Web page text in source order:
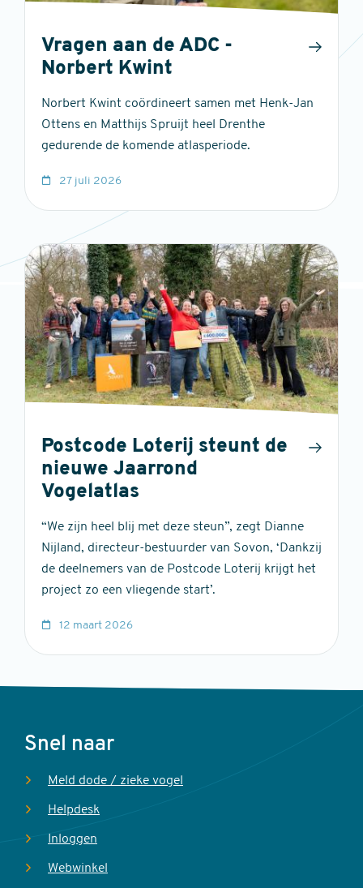
Vragen aan de ADC -
Norbert Kwint
Norbert Kwint coördineert samen met Henk-Jan
Ottens en Matthijs Spruijt heel Drenthe
gedurende de komende atlasperiode.
27 juli 2026
Postcode Loterij steunt de
nieuwe Jaarrond
Vogelatlas
“We zijn heel blij met deze steun”, zegt Dianne
Nijland, directeur-bestuurder van Sovon, ‘Dankzij
de deelnemers van de Postcode Loterij krijgt het
project zo een vliegende start’.
12 maart 2026
Voet
Snel naar
Meld dode / zieke vogel
Helpdesk
Inloggen
Webwinkel